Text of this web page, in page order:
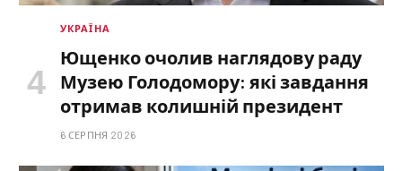
УКРАЇНА
Ющенко очолив наглядову раду
Музею Голодомору: які завдання
отримав колишній президент
6 СЕРПНЯ 2026